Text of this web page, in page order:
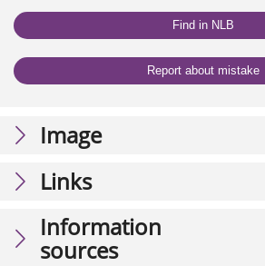
Find in NLB
Report about mistake
Image
Links
Information
sources